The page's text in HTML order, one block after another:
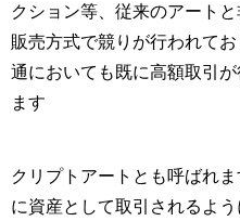
クション等、従来のアート
販売方式で競りが行われて
通においても既に高額取引
ます
クリプトアートとも呼ばれま
に資産として取引されるよう